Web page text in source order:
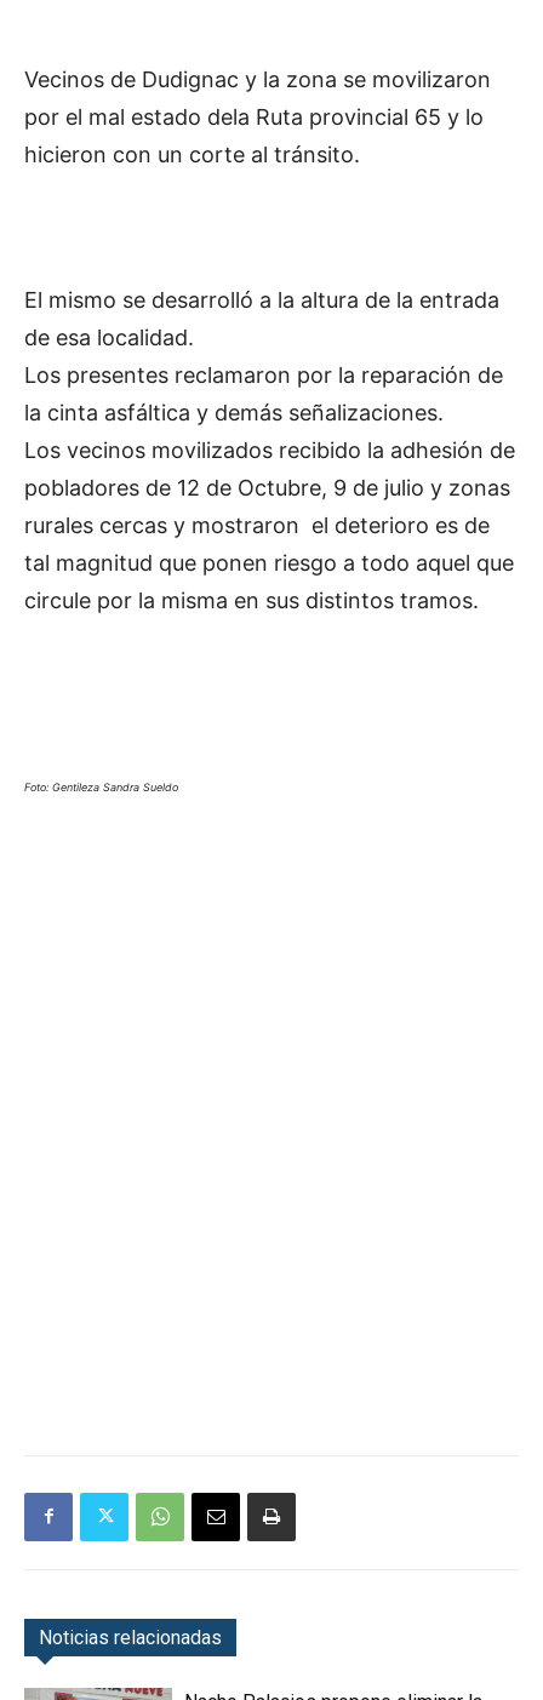
Vecinos de Dudignac y la zona se movilizaron
por el mal estado dela Ruta provincial 65 y lo
hicieron con un corte al tránsito.
El mismo se desarrolló a la altura de la entrada
de esa localidad.
Los presentes reclamaron por la reparación de
la cinta asfáltica y demás señalizaciones.
Los vecinos movilizados recibido la adhesión de
pobladores de 12 de Octubre, 9 de julio y zonas
rurales cercas y mostraron el deterioro es de
tal magnitud que ponen riesgo a todo aquel que
circule por la misma en sus distintos tramos.
Foto: Gentileza Sandra Sueldo
Noticias relacionadas